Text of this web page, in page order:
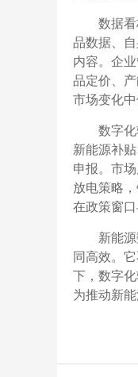
数据
品数据、
内容。企
品定价、
市场变化中
数字
新能源补
申报。市
放电策略
在政策窗口
新能
同高效。
下，数字
为推动新